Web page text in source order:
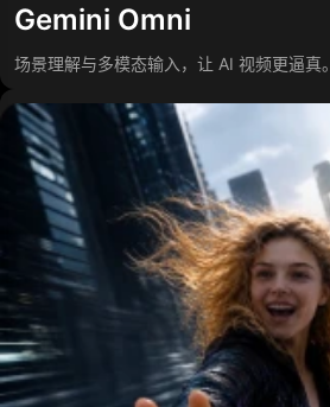
Gemini Omni
场景理解与多模态输入，让 AI 视频更逼真。